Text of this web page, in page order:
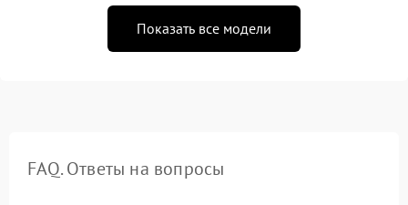
Показать все модели
FAQ. Ответы на вопросы